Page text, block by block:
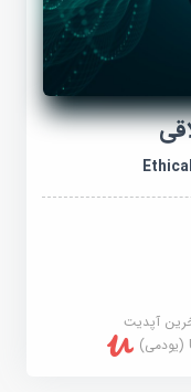
آپدیت